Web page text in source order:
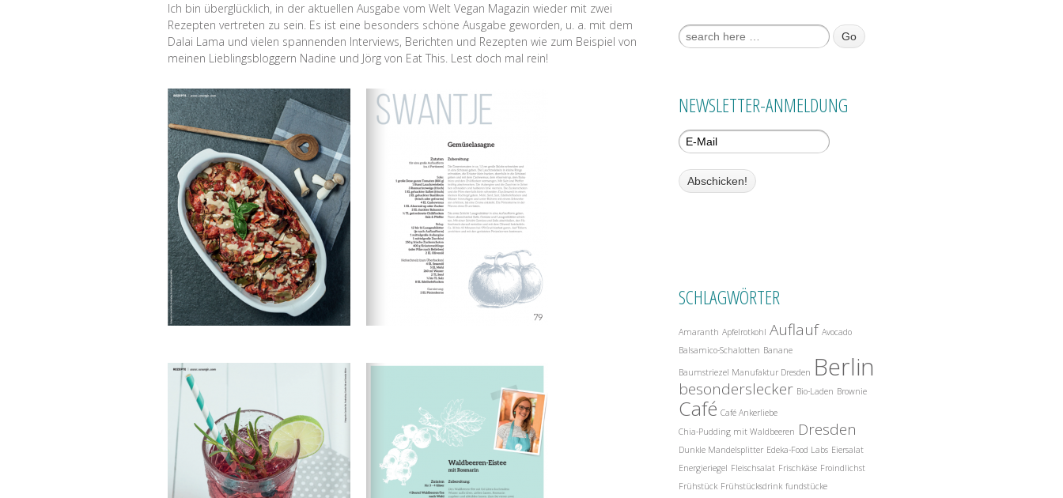
Ich bin überglücklich, in der aktuellen Ausgabe vom Welt Vegan Magazin wieder mit zwei
Rezepten vertreten zu sein. Es ist eine besonders schöne Ausgabe geworden, u. a. mit dem
Dalai Lama und vielen spannenden Interviews, Berichten und Rezepten wie zum Beispiel von
meinen Lieblingsbloggern Nadine und Jörg von Eat This. Lest doch mal rein!
Suche nach:
NEWSLETTER-ANMELDUNG
SCHLAGWÖRTER
Amaranth Apfelrotkohl Auflauf Avocado
Balsamico-Schalotten Banane
Baumstriezel Manufaktur Dresden Berlin
besonderslecker Bio-Laden Brownie
Café Café Ankerliebe
Chia-Pudding mit Waldbeeren Dresden
Dunkle Mandelsplitter Edeka-Food Labs Eiersalat
Energieriegel Fleischsalat Frischkäse Froindlichst
Frühstück Frühstücksdrink fundstücke